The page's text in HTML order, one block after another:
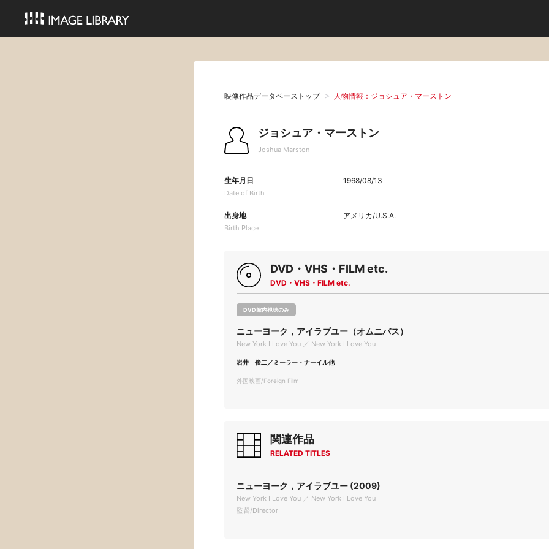
映像作品データベーストップ 人物情報：ジョシュア・マーストン
ジョシュア・マーストン
Joshua Marston
生年月日
Date of Birth
1968/08/13
出身地
Birth Place
アメリカ/U.S.A.
DVD・VHS・FILM etc.
DVD・VHS・FILM etc.
DVD館内視聴のみ
ニューヨーク，アイラブユー（オムニバス）
New York I Love You ／ New York I Love You
岩井 俊二／ミーラー・ナーイル他
外国映画/Foreign Film
関連作品
RELATED TITLES
ニューヨーク，アイラブユー (2009)
New York I Love You ／ New York I Love You
監督/Director